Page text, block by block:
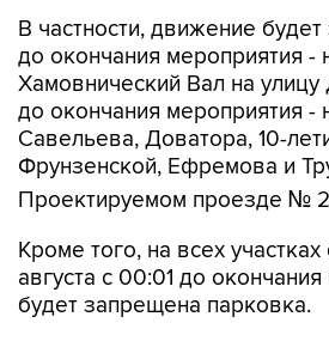
В частности, движение
до окончания мероприятия -
Хамовнический Вал на улицу
до окончания мероприятия -
Савельева, Доватора, 10-
Фрунзенской, Ефремова и
Проектируемом проезде №
Кроме того, на всех
августа с 00:01 до
будет запрещена парковка.